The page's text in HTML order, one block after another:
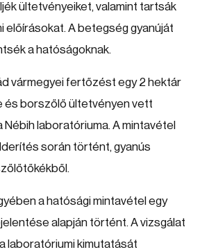
ültetvényeiket, valamint tartsák
előírásokat. A betegség gyanúját
a hatóságoknak.
vármegyei fertőzést egy 2 hektár
és borszőlő ültetvényen vett
Nébih laboratóriuma. A mintavétel
során történt, gyanús
a hatósági mintavétel egy
alapján történt. A vizsgálat
laboratóriumi kimutatását